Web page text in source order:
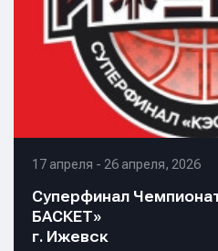
17 апреля - 26 апреля, 2026
Суперфинал
БАСКЕТ»
г. Ижевск